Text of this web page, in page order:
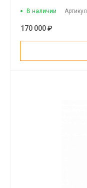
В наличии Артикул
170 000 ₽